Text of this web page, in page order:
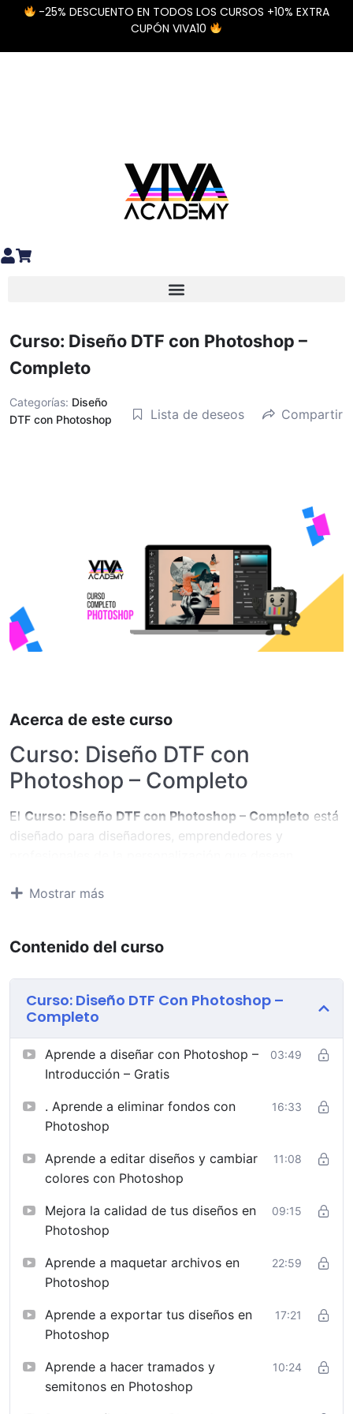
-25% DESCUENTO EN TODOS LOS CURSOS +10% EXTRA
CUPÓN VIVA10
Curso: Diseño DTF con Photoshop –
Completo
Categorías: Diseño
DTF con Photoshop
Lista de deseos Compartir
Acerca de este curso
Curso: Diseño DTF con
Photoshop – Completo
El Curso: Diseño DTF con Photoshop – Completo está
diseñado para diseñadores, emprendedores y
Adobe Photoshop
optimizados, limpios y listos para imprimir, evitando
transfer.
A lo largo del curso aprenderás a
tamaños, resolución, modos de color y organización de
capas. Se explican de forma clara las herramientas
esenciales de Photoshop aplicadas al diseño DTF,
incluyendo recorte, máscaras, textos, efectos, gestión
La formación se centra entécnicas profesionales de
logotipos, tipografías y composiciones adaptadas a
prendas textiles. Aprenderás a preparar archivos con
optimizar la calidad de imagen para obtener resultados
nítidos y duraderos en la impresión final.
Además, el curso incluye módulos específicos sobre
preparación de archivos para producción
con flujos de trabajo reales y exportación correcta
para impresión DTF. Este enfoque resulta
Mostrar más
Contenido del curso
Curso: Diseño DTF Con Photoshop –
Completo
Aprende a diseñar con Photoshop –
Introducción – Gratis
03:49
. Aprende a eliminar fondos con
Photoshop
16:33
Aprende a editar diseños y cambiar
colores con Photoshop
11:08
Mejora la calidad de tus diseños en
Photoshop
09:15
Aprende a maquetar archivos en
Photoshop
22:59
Aprende a exportar tus diseños en
Photoshop
17:21
Aprende a hacer tramados y
semitonos en Photoshop
10:24